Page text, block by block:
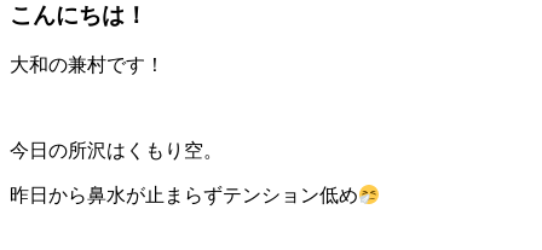
こんにちは！
大和の兼村です！
今日の所沢はくもり空。
昨日から鼻水が止まらずテンション低め